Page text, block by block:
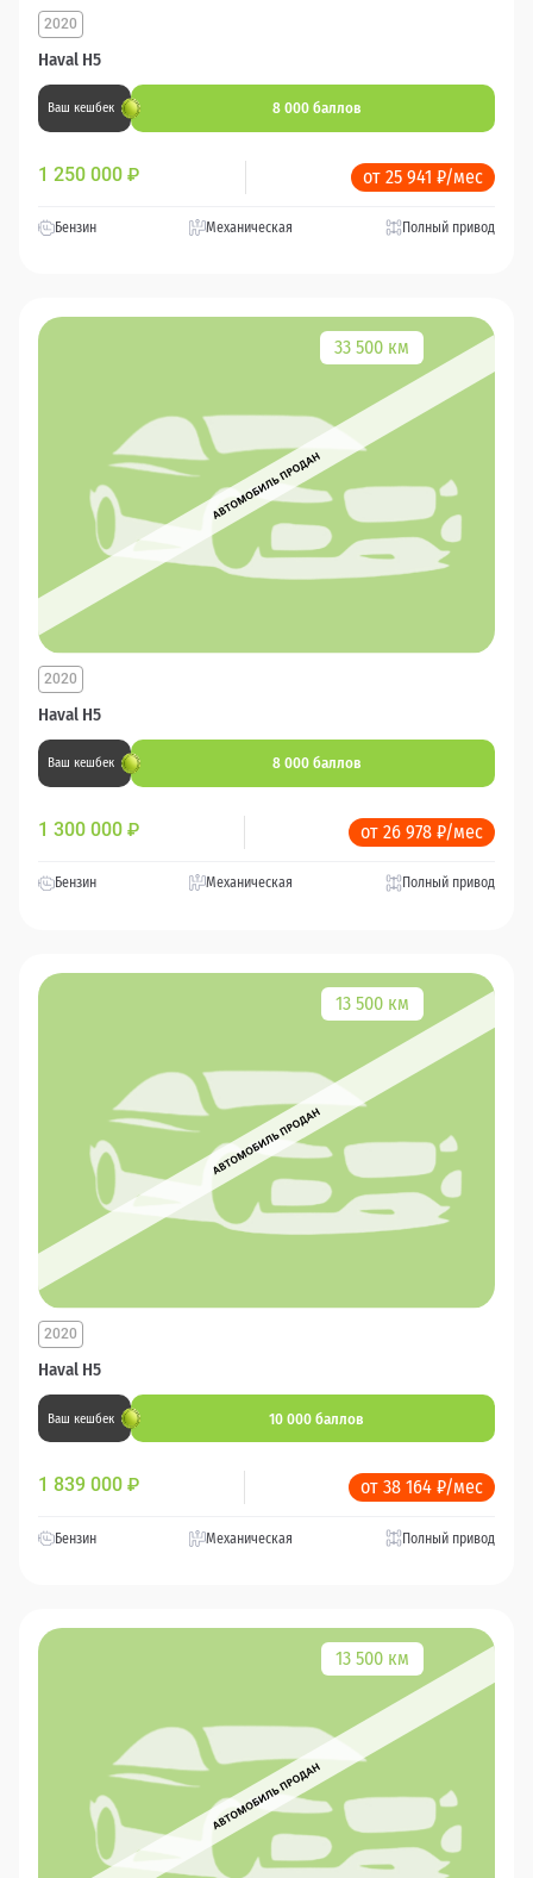
Haval H5
2020
Ваш кешбек 8 000 баллов
1 250 000 ₽ от 25 941 ₽/мес
Бензин Механическая Полный привод
33 500 км
Haval H5
2020
Ваш кешбек 8 000 баллов
1 300 000 ₽ от 26 978 ₽/мес
Бензин Механическая Полный привод
13 500 км
Haval H5
2020
Ваш кешбек 10 000 баллов
1 839 000 ₽ от 38 164 ₽/мес
Бензин Механическая Полный привод
13 500 км